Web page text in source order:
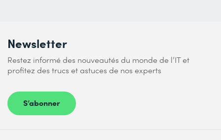
Newsletter
Restez informé des nouveautés du monde de l’IT et
profitez des trucs et astuces de nos experts
S’abonner